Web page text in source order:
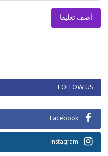
أضف تعليقا
FOLLOW US
Facebook
Instagram